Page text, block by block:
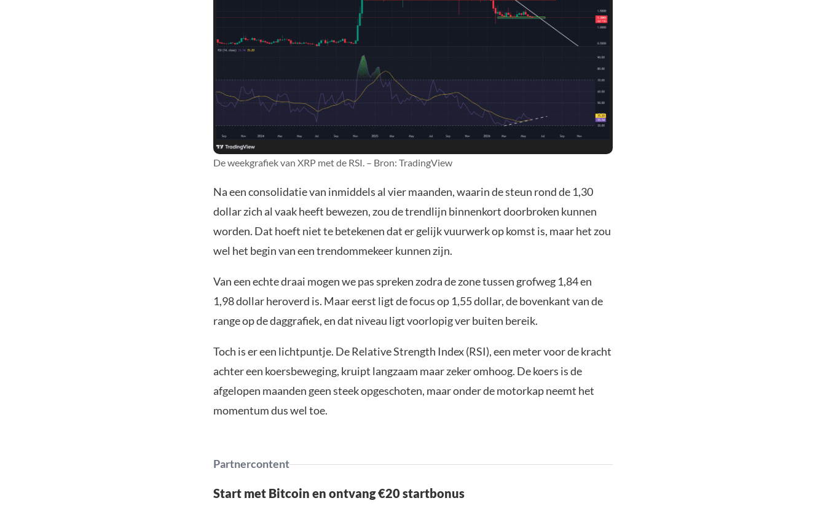
De weekgrafiek van XRP met de RSI. – Bron: TradingView
Na een consolidatie van inmiddels al vier maanden, waarin de steun rond de 1,30
dollar zich al vaak heeft bewezen, zou de trendlijn binnenkort doorbroken kunnen
worden. Dat hoeft niet te betekenen dat er gelijk vuurwerk op komst is, maar het zou
wel het begin van een trendommekeer kunnen zijn.
Van een echte draai mogen we pas spreken zodra de zone tussen grofweg 1,84 en
1,98 dollar heroverd is. Maar eerst ligt de focus op 1,55 dollar, de bovenkant van de
range op de daggrafiek, en dat niveau ligt voorlopig ver buiten bereik.
Toch is er een lichtpuntje. De Relative Strength Index (RSI), een meter voor de kracht
achter een koersbeweging, kruipt langzaam maar zeker omhoog. De koers is de
afgelopen maanden geen steek opgeschoten, maar onder de motorkap neemt het
momentum dus wel toe.
Partnercontent
Start met Bitcoin en ontvang €20 startbonus